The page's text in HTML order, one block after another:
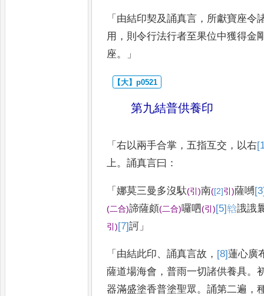
「 由結印契及誦真言 ， 所獻寶座令
用 ， 則令行法行者至果位中獲得金
座。」
第九結普供養印
「右以兩手合掌 ，五指互交 ， 以右
上。誦真言曰 ：
「娜莫三曼多沒馱(引)南([2]引)薩嚩
(二合)諦薩頗(二合)囉呬(引)[5]𤚥誐誐
引)[7]訶 」
「 由結此印、誦真言故 ， [8]蓮心廣
薩道場海會 ，普雨一切諸供養具。
器滿盛塗香普塗聖眾。誦第二遍 ，